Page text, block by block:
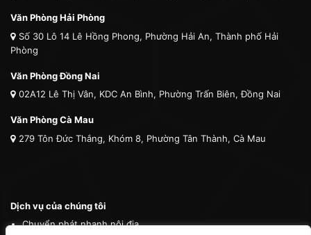
Văn Phòng Hải Phòng
Số 30 Lô 14 Lê Hồng Phong, Phường Hải An, Thành phố Hải
Phòng
Văn Phòng Đồng Nai
02A12 Lê Thị Vân, KDC An Bình, Phường Trấn Biên, Đồng Nai
Văn Phòng Cà Mau
279 Tôn Đức Thắng, Khóm 8, Phường Tân Thành, Cà Mau
Dịch vụ của chúng tôi
Chuyển phát nhanh nội địa